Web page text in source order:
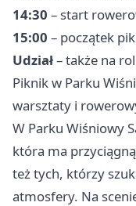
14:30 – start
15:00 – początek
Udział– także na
Piknik w Parku
warsztaty i
W Parku Wiśniowy
która ma
też tych, którzy
atmosfery. Na